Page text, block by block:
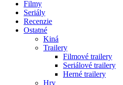
Filmy
Seriály
Recenzie
Ostatné
Kiná
Trailery
Filmové trailery
Seriálové trailery
Herné trailery
Hry